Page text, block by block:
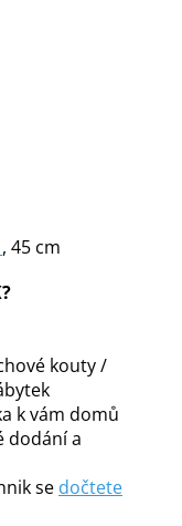
, 45 cm
kouty /
k vám domů
dodání a
se dočtete